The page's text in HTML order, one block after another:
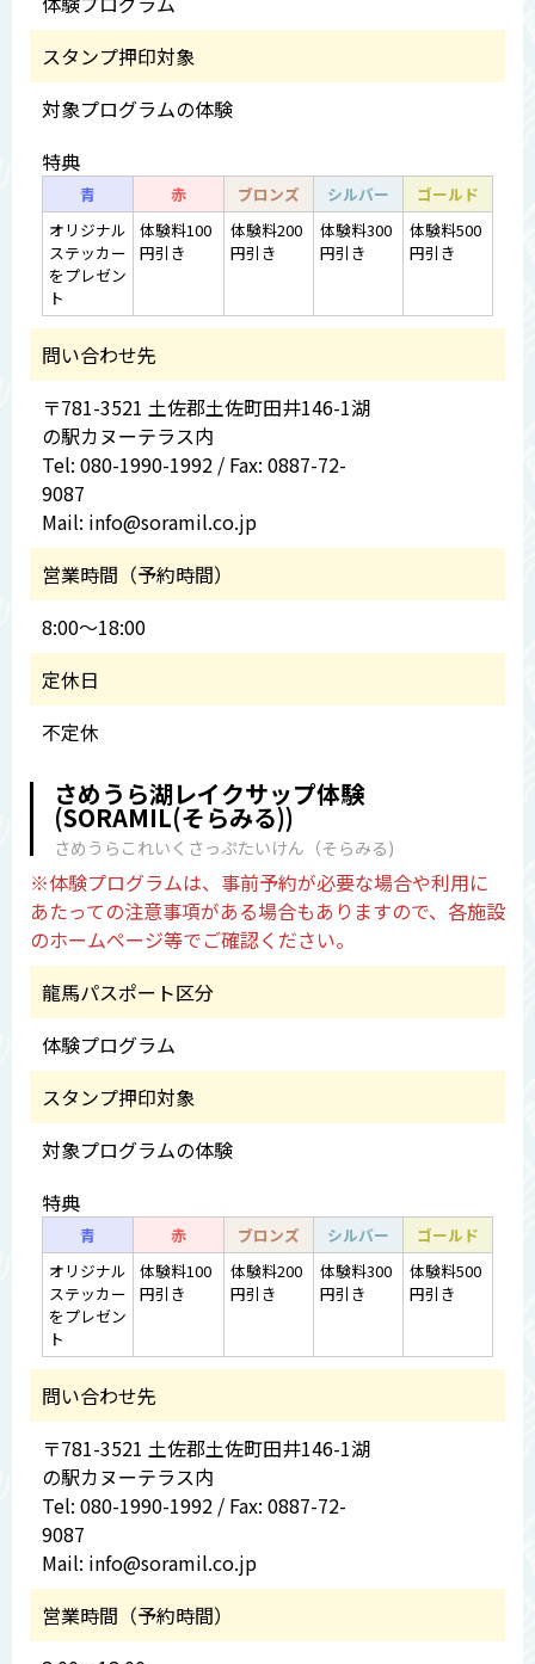
スタンプ押印対象
対象プログラムの体験
特典
青 赤 ブロンズ シルバー
ゴールド
オリジナル
ステッカー
をプレゼン
ト
体験料100
円引き
体験料200
円引き
体験料300
円引き
体験料500
円引き
問い合わせ先
〒781-3521 土佐郡土佐町田井146-1湖
の駅カヌーテラス内
Tel: 080-1990-1992 / Fax: 0887-72-
9087
Mail: info@soramil.co.jp
営業時間（予約時間）
8:00～18:00
定休日
不定休
さめうら湖レイクサップ体験
(SORAMIL(そらみる))
さめうらこれいくさっぷたいけん（そらみる)
※体験プログラムは、事前予約が必要な場合や利用に
あたっての注意事項がある場合もありますので、各施設
のホームページ等でご確認ください。
龍馬パスポート区分
体験プログラム
スタンプ押印対象
対象プログラムの体験
特典
青 赤 ブロンズ シルバー
ゴールド
オリジナル
ステッカー
をプレゼン
ト
体験料100
円引き
体験料200
円引き
体験料300
円引き
体験料500
円引き
問い合わせ先
〒781-3521 土佐郡土佐町田井146-1湖
の駅カヌーテラス内
Tel: 080-1990-1992 / Fax: 0887-72-
9087
Mail: info@soramil.co.jp
営業時間（予約時間）